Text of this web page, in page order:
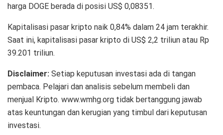
harga DOGE berada di posisi US$ 0,08351.
Kapitalisasi pasar kripto naik 0,84% dalam 24 jam terakhir.
Saat ini, kapitalisasi pasar kripto di US$ 2,2 triliun atau Rp
39.201 triliun.
Disclaimer: Setiap keputusan investasi ada di tangan
pembaca. Pelajari dan analisis sebelum membeli dan
menjual Kripto. www.wmhg.org tidak bertanggung jawab
atas keuntungan dan kerugian yang timbul dari keputusan
investasi.